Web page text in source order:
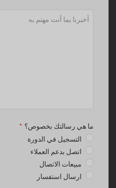
ما هي رسالتك بخصوص؟ *
التسجيل في الدورة
اتصل بدعم العملاء
مبيعات الاتصال
ارسال استفسار